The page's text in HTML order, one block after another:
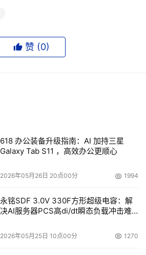
“自诊断网络”和“自隔离网络”，让网
和自主化，实现本地AI、设备AI、云
，让网络真正成为智能网络。
智能研究院合作成立“智能网络联合
力与算法的新华三智能数据平台，以
实现T0存储、T1存储、二级存储、
的全局监测，并提供针对潜在故障的
分析，最大限度降低存储治理的难度
得更多、存得更快、存得更省的智能
新华三集团U-Center统一运维解决方
赞 (0)
618 办公装备升级指南：AI 加持三星
Galaxy Tab S11 ，高效办公更顺心
2026年05月26日 20点00分 1994
永铭SDF 3.0V 330F方形超级电容：解
决AI服务器PCS高di/dt瞬态负载冲击难
2026年05月25日 10点00分 1270